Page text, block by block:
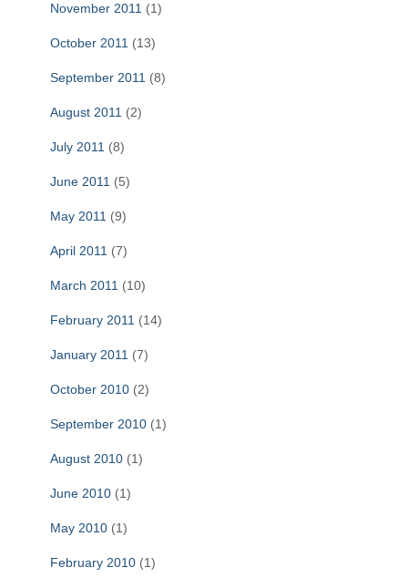
November 2011 (1)
October 2011 (13)
September 2011 (8)
August 2011 (2)
July 2011 (8)
June 2011 (5)
May 2011 (9)
April 2011 (7)
March 2011 (10)
February 2011 (14)
January 2011 (7)
October 2010 (2)
September 2010 (1)
August 2010 (1)
June 2010 (1)
May 2010 (1)
February 2010 (1)